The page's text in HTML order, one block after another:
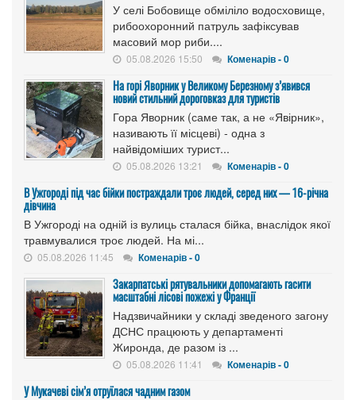
У селі Бобовище обміліло водосховище,
рибоохоронний патруль зафіксував
масовий мор риби....
05.08.2026 15:50 Коменарів - 0
На горі Яворник у Великому Березному з’явився
новий стильний дороговказ для туристів
Гора Яворник (саме так, а не «Явірник»,
називають її місцеві) - одна з
найвідоміших турист...
05.08.2026 13:21 Коменарів - 0
В Ужгороді під час бійки постраждали троє людей, серед них — 16-річна
дівчина
В Ужгороді на одній із вулиць сталася бійка, внаслідок якої
травмувалися троє людей. На мі...
05.08.2026 11:45 Коменарів - 0
Закарпатські рятувальники допомагають гасити
масштабні лісові пожежі у Франції
Надзвичайники у складі зведеного загону
ДСНС працюють у департаменті
Жиронда, де разом із ...
05.08.2026 11:41 Коменарів - 0
У Мукачеві сім’я отруїлася чадним газом